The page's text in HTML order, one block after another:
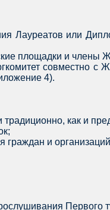
Лауреатов или
площадки и
совместно
4).
традиционно, как и
и
Первого